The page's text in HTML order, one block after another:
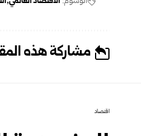
مشاركة هذه
اقتصاد